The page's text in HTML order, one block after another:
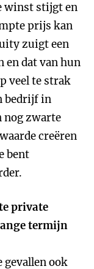
winst stijgt en
prijs kan
zuigt een
en dat van hun
veel te strak
bedrijf in
nog zwarte
creëren
bent
private
termijn
gevallen ook